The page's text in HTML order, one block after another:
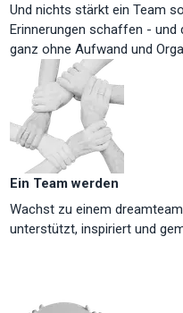
Und nichts stärkt ein Team
Erinnerungen schaffen - und
ganz ohne Aufwand und
Ein Team werden
Wachst zu einem
unterstützt, inspiriert und